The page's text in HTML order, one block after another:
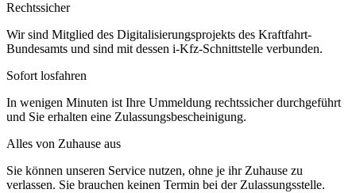
Rechtssicher
Wir sind Mitglied des Digitalisierungsprojekts des Kraftfahrt-
Bundesamts und sind mit dessen i-Kfz-Schnittstelle verbunden.
Sofort losfahren
In wenigen Minuten ist Ihre Ummeldung rechtssicher durchgeführt
und Sie erhalten eine Zulassungsbescheinigung.
Alles von Zuhause aus
Sie können unseren Service nutzen, ohne je ihr Zuhause zu
verlassen. Sie brauchen keinen Termin bei der Zulassungsstelle.